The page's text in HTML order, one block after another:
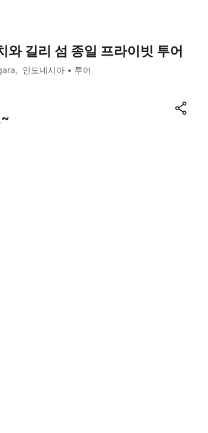
와 길리 섬 종일 프라이빗 투어
인도네시아 투어